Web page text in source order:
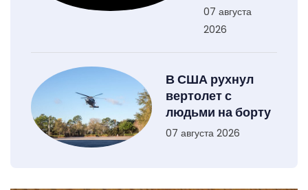
07 августа
2026
В США рухнул
вертолет с
людьми на борту
07 августа 2026